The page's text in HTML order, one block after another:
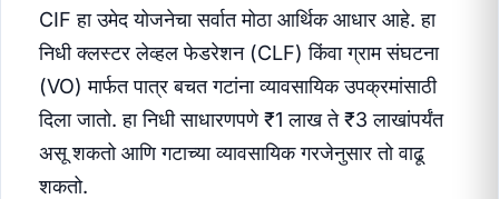
CIF हा उमेद योजनेचा सर्वात मोठा आर्थिक आधार आहे. हा
निधी क्लस्टर लेव्हल फेडरेशन (CLF) किंवा ग्राम संघटना
(VO) मार्फत पात्र बचत गटांना व्यावसायिक उपक्रमांसाठी
दिला जातो. हा निधी साधारणपणे ₹1 लाख ते ₹3 लाखांपर्यंत
असू शकतो आणि गटाच्या व्यावसायिक गरजेनुसार तो वाढू
शकतो.